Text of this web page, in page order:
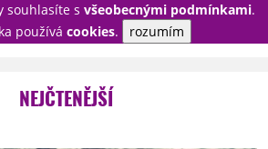
souhlasíte svšeobecnými podmínkami.
používá cookies. rozumím
PŘIHLÁSIT
NEJČTENĚJŠÍ